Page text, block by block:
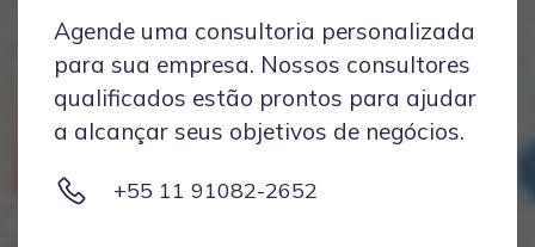
Agende uma consultoria personalizada
para sua empresa. Nossos consultores
qualificados estão prontos para ajudar
a alcançar seus objetivos de negócios.
+55 11 91082-2652